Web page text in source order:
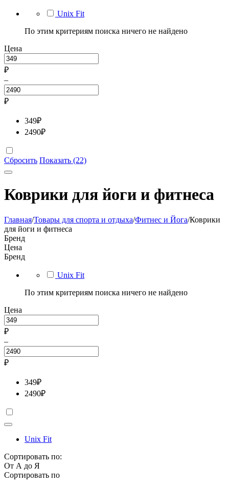
Unix Fit
По этим критериям поиска ничего не найдено
Цена
₽
–
₽
349₽
2490₽
Сбросить Показать (22)
Коврики для йоги и фитнеса
Главная/Товары для спорта и отдыха/Фитнес и Йога/Коврики
для йоги и фитнеса
Бренд
Цена
Бренд
Unix Fit
По этим критериям поиска ничего не найдено
Цена
₽
–
₽
349₽
2490₽
Unix Fit
Сортировать по:
От А до Я
Сортировать по